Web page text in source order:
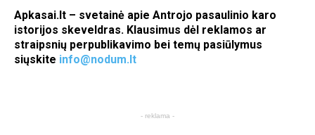
Apkasai.lt – svetainė apie Antrojo pasaulinio karo
istorijos skeveldras. Klausimus dėl reklamos ar
straipsnių perpublikavimo bei temų pasiūlymus
siųskite info@nodum.lt
- reklama -